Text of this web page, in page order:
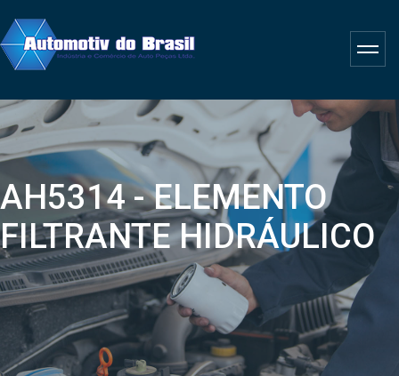
AH5314 - ELEMENTO
FILTRANTE HIDRÁULICO